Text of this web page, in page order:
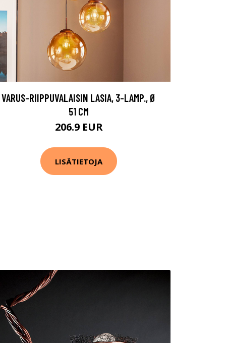
VARUS-RIIPPUVALAISIN LASIA, 3-LAMP., Ø
51 CM
206.9 EUR
LISÄTIETOJA